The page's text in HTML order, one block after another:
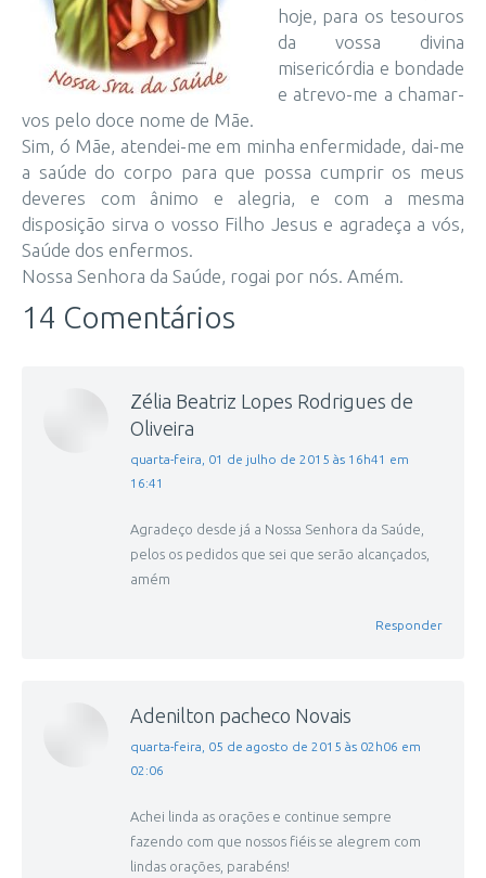
hoje, para os tesouros
da vossa divina
misericórdia e bondade
e atrevo-me a chamar-
vos pelo doce nome de Mãe.
Sim, ó Mãe, atendei-me em minha enfermidade, dai-me
a saúde do corpo para que possa cumprir os meus
deveres com ânimo e alegria, e com a mesma
disposição sirva o vosso Filho Jesus e agradeça a vós,
Saúde dos enfermos.
Nossa Senhora da Saúde, rogai por nós. Amém.
14 Comentários
Zélia Beatriz Lopes Rodrigues de
Oliveira
disse:
quarta-feira, 01 de julho de 2015 às 16h41 em
16:41
Agradeço desde já a Nossa Senhora da Saúde,
pelos os pedidos que sei que serão alcançados,
amém
Responder
Adenilton pacheco Novais
disse:
quarta-feira, 05 de agosto de 2015 às 02h06 em
02:06
Achei linda as orações e continue sempre
fazendo com que nossos fiéis se alegrem com
lindas orações, parabéns!